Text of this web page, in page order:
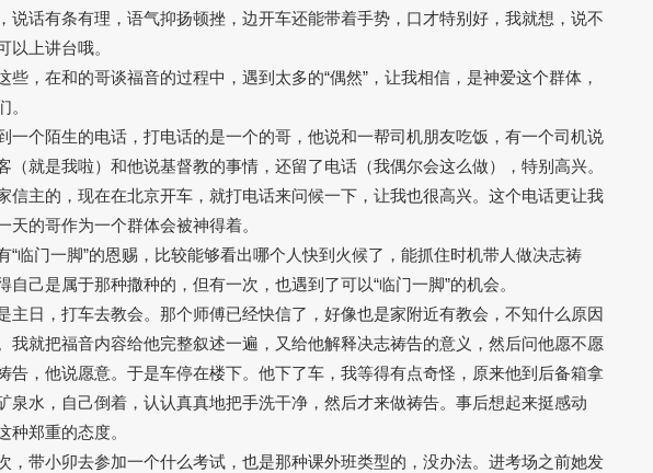
说话有条有理，语气抑扬顿挫，边开车还能带着手势，口才特别好，我就想，说不
以上讲台哦。
些，在和的哥谈福音的过程中，遇到太多的“偶然”，让我相信，是神爱这个群体，
。
一个陌生的电话，打电话的是一个的哥，他说和一帮司机朋友吃饭，有一个司机说
（就是我啦）和他说基督教的事情，还留了电话（我偶尔会这么做），特别高兴。
信主的，现在在北京开车，就打电话来问候一下，让我也很高兴。这个电话更让我
天的哥作为一个群体会被神得着。
“临门一脚”的恩赐，比较能够看出哪个人快到火候了，能抓住时机带人做决志祷
自己是属于那种撒种的，但有一次，也遇到了可以“临门一脚”的机会。
主日，打车去教会。那个师傅已经快信了，好像也是家附近有教会，不知什么原因
我就把福音内容给他完整叙述一遍，又给他解释决志祷告的意义，然后问他愿不愿
告，他说愿意。于是车停在楼下。他下了车，我等得有点奇怪，原来他到后备箱拿
泉水，自己倒着，认认真真地把手洗干净，然后才来做祷告。事后想起来挺感动
种郑重的态度。
，带小卯去参加一个什么考试，也是那种课外班类型的，没办法。进考场之前她发